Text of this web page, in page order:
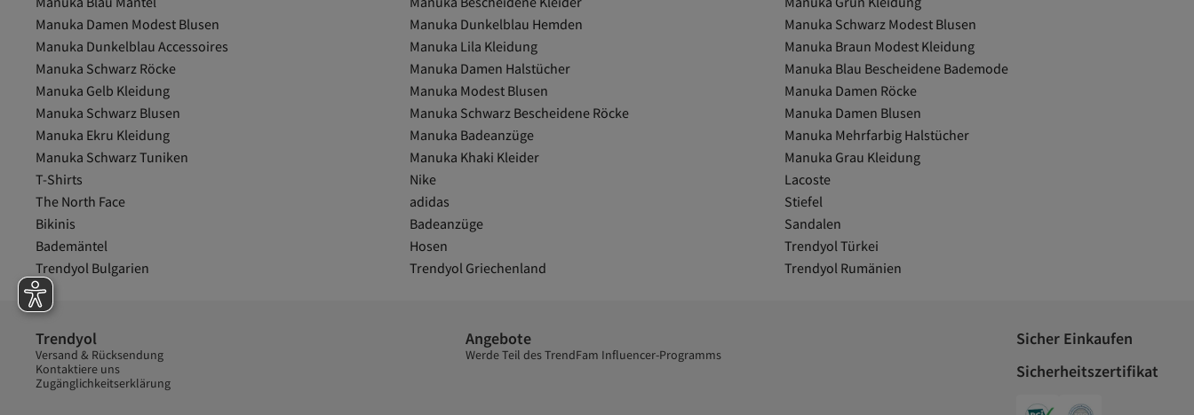
Manuka Damen Modest Blusen
Manuka Dunkelblau Hemden
Manuka Schwarz Modest Blusen
Manuka Dunkelblau Accessoires
Manuka Lila Kleidung
Manuka Braun Modest Kleidung
Manuka Schwarz Röcke
Manuka Damen Halstücher
Manuka Blau Bescheidene Bademode
Manuka Gelb Kleidung
Manuka Modest Blusen
Manuka Damen Röcke
Manuka Schwarz Blusen
Manuka Schwarz Bescheidene Röcke
Manuka Damen Blusen
Manuka Ekru Kleidung
Manuka Badeanzüge
Manuka Mehrfarbig Halstücher
Manuka Schwarz Tuniken
Manuka Khaki Kleider
Manuka Grau Kleidung
T-Shirts
Nike
Lacoste
The North Face
adidas
Stiefel
Bikinis
Badeanzüge
Sandalen
Bademäntel
Hosen
Trendyol Türkei
Trendyol Bulgarien
Trendyol Griechenland Trendyol Rumänien
Trendyol
Versand & Rücksendung
Kontaktiere uns
Zugänglichkeitserklärung
Angebote
Werde Teil des TrendFam Influencer-Programms
Sicher Einkaufen
Sicherheitszertifikat